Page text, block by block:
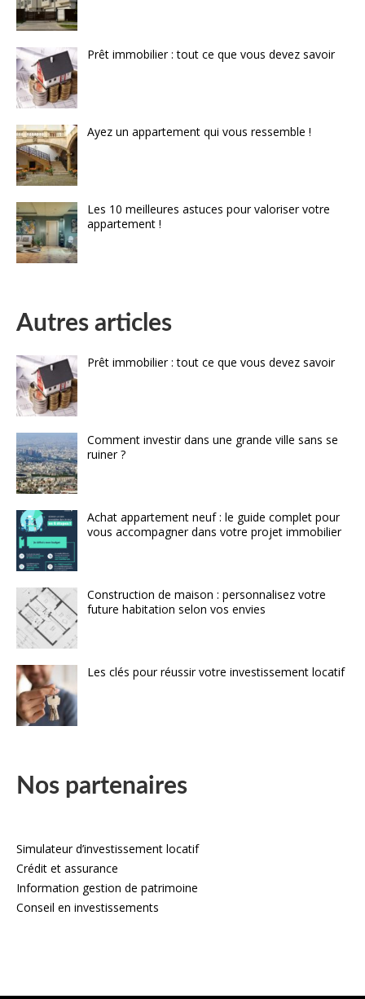
Prêt immobilier : tout ce que vous devez savoir
Ayez un appartement qui vous ressemble !
Les 10 meilleures astuces pour valoriser votre
appartement !
Autres articles
Prêt immobilier : tout ce que vous devez savoir
Comment investir dans une grande ville sans se
ruiner ?
Achat appartement neuf : le guide complet pour
vous accompagner dans votre projet immobilier
Construction de maison : personnalisez votre
future habitation selon vos envies
Les clés pour réussir votre investissement locatif
Nos partenaires
Simulateur d’investissement locatif
Crédit et assurance
Information gestion de patrimoine
Conseil en investissements